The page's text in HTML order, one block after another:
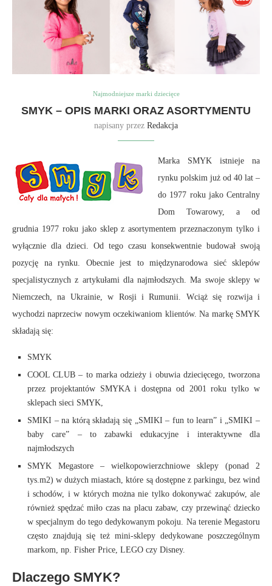
Najmodniejsze marki dziecięce
SMYK – OPIS MARKI ORAZ ASORTYMENTU
napisany przez Redakcja
Marka SMYK istnieje na
rynku polskim już od 40 lat –
do 1977 roku jako Centralny
Dom Towarowy, a od
grudnia 1977 roku jako sklep z asortymentem przeznaczonym tylko i
wyłącznie dla dzieci. Od tego czasu konsekwentnie budował swoją
pozycję na rynku. Obecnie jest to międzynarodowa sieć sklepów
specjalistycznych z artykułami dla najmłodszych. Ma swoje sklepy w
Niemczech, na Ukrainie, w Rosji i Rumunii. Wciąż się rozwija i
wychodzi naprzeciw nowym oczekiwaniom klientów. Na markę SMYK
składają się:
SMYK
COOL CLUB – to marka odzieży i obuwia dziecięcego, tworzona
przez projektantów SMYKA i dostępna od 2001 roku tylko w
sklepach sieci SMYK,
SMIKI – na którą składają się „SMIKI – fun to learn” i „SMIKI –
baby care” – to zabawki edukacyjne i interaktywne dla
najmłodszych
SMYK Megastore – wielkopowierzchniowe sklepy (ponad 2
tys.m2) w dużych miastach, które są dostępne z parkingu, bez wind
i schodów, i w których można nie tylko dokonywać zakupów, ale
również spędzać miło czas na placu zabaw, czy przewinąć dziecko
w specjalnym do tego dedykowanym pokoju. Na terenie Megastoru
często znajdują się też mini-sklepy dedykowane poszczególnym
markom, np. Fisher Price, LEGO czy Disney.
Dlaczego SMYK?